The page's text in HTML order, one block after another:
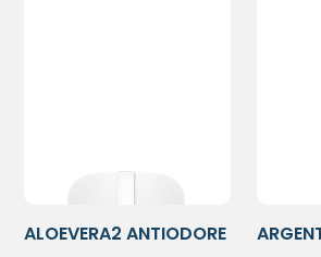
ALOEVERA2 ANTIODORE